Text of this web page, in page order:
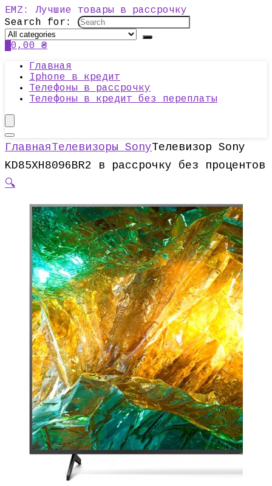
EMZ: Лучшие товары в рассрочку
Search for:
0,00 ₴
Главная
Iphone в кредит
Телефоны в рассрочку
Телефоны в кредит без переплаты
ГлавнаяТелевизоры SonyТелевизор Sony
KD85XH8096BR2 в рассрочку без процентов
🔍